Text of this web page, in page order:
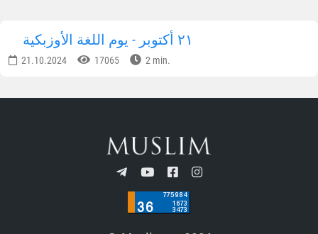
٢١ أكتوبر - يوم اللغة الأوزبكية
21.10.2024 17065 2 min.